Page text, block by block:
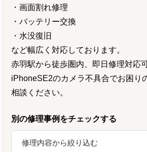
・画面割れ修理
・バッテリー交換
・水没復旧
など幅広く対応しております。
赤羽駅から徒歩圏内、即日修理対応
iPhoneSE2のカメラ不具合でお困り
相談ください。
別の修理事例をチェックする